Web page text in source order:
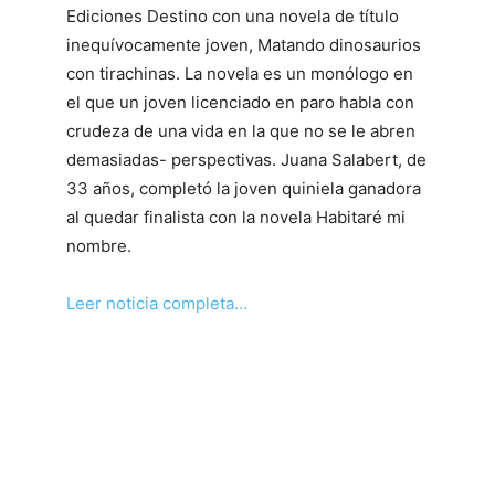
Ediciones Destino con una novela de título
inequívocamente joven, Matando dinosaurios
con tirachinas. La novela es un monólogo en
el que un joven licenciado en paro habla con
crudeza de una vida en la que no se le abren
demasiadas- perspectivas. Juana Salabert, de
33 años, completó la joven quiniela ganadora
al quedar finalista con la novela Habitaré mi
nombre.
Leer noticia completa…